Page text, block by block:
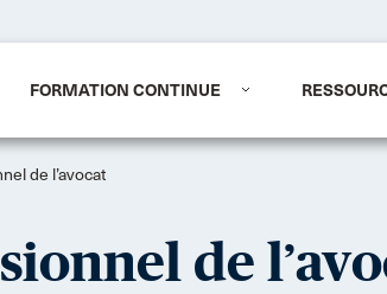
FORMATION CONTINUE
de l’avocat
de